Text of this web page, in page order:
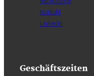
Kontakt
Linkedin
Geschäftszeiten